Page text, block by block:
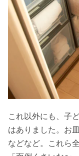
これ以外にも、子
はありました。お
などなど。これら